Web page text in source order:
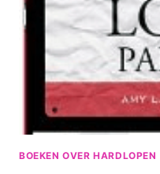
BOEKEN OVER HARDLOPEN